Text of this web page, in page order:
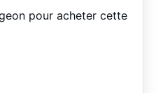
pour acheter cette